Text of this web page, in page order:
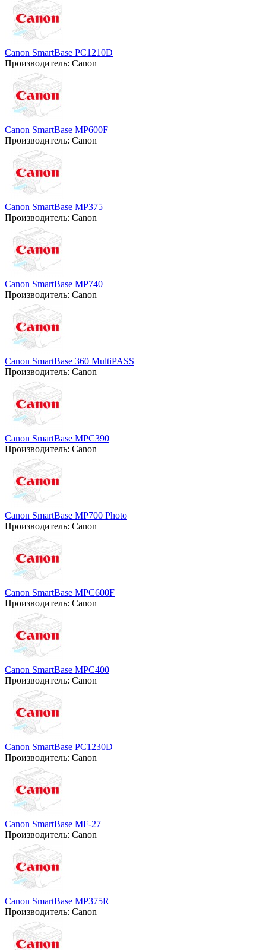
Canon SmartBase PC1210D
Производитель: Canon
Canon SmartBase MP600F
Производитель: Canon
Canon SmartBase MP375
Производитель: Canon
Canon SmartBase MP740
Производитель: Canon
Canon SmartBase 360 MultiPASS
Производитель: Canon
Canon SmartBase MPC390
Производитель: Canon
Canon SmartBase MP700 Photo
Производитель: Canon
Canon SmartBase MPC600F
Производитель: Canon
Canon SmartBase MPC400
Производитель: Canon
Canon SmartBase PC1230D
Производитель: Canon
Canon SmartBase MF-27
Производитель: Canon
Canon SmartBase MP375R
Производитель: Canon